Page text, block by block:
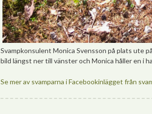
Svampkonsulent Monica Svensson på plats ute
bild längst ner till vänster och Monica håller en i
Se mer av svamparna i Facebookinlägget från